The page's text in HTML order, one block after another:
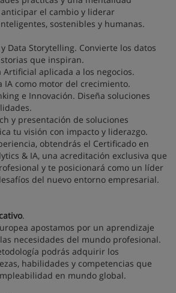
el cambio y liderar
sostenibles y humanas.
Data Storytelling. Convierte los datos
que inspiran.
Artificial aplicada a los negocios.
como motor del crecimiento.
e Innovación. Diseña soluciones
y presentación de soluciones
tu visión con impacto y liderazgo.
obtendrás el Certificado en
& IA, una acreditación exclusiva que
y te posicionará como un líder
del nuevo entorno empresarial.
.
apostamos por un aprendizaje
necesidades del mundo profesional.
podrás adquirir los
habilidades y competencias que
en mundo global.